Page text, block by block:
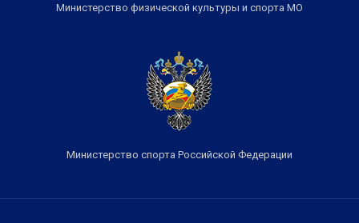
Министерство физической культуры и спорта МО
Министерство спорта Российской Федерации